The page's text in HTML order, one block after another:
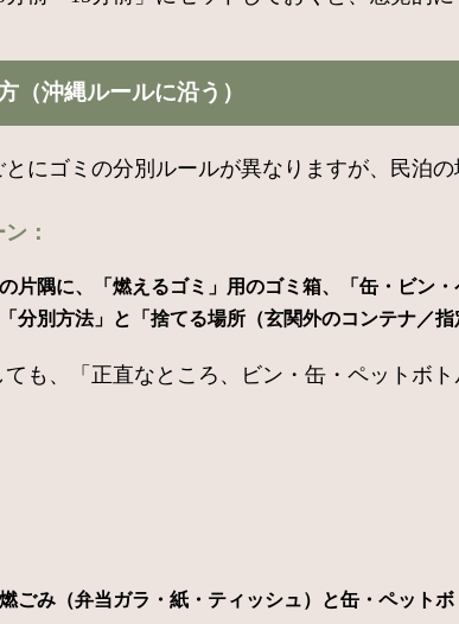
（沖縄ルールに沿う）
にゴミの分別ルールが異なりますが、民泊
：
片隅に、「燃えるゴミ」用のゴミ箱、「缶・ビン
分別方法」と「捨てる場所（玄関外のコンテナ／
も、「正直なところ、ビン・缶・ペットボ
ごみ（弁当ガラ・紙・ティッシュ）と缶・ペットボ